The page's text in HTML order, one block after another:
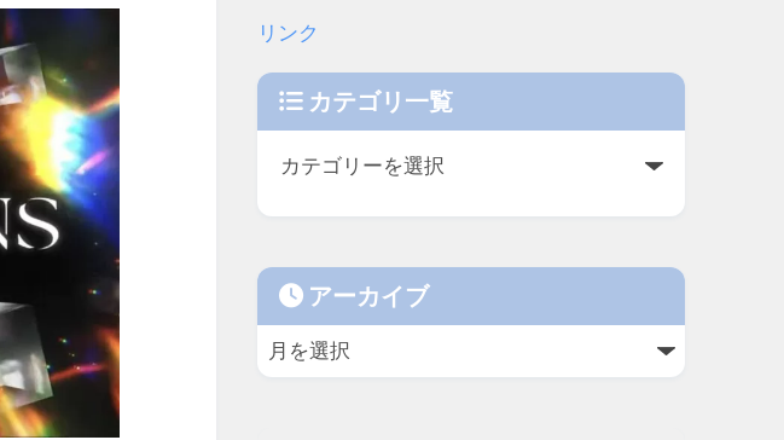
リンク
カテゴリ一覧
アーカイブ